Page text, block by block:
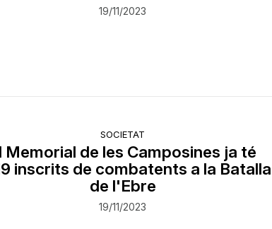
19/11/2023
SOCIETAT
Memorial de les Camposines ja té
inscrits de combatents a la Batalla
de l'Ebre
19/11/2023